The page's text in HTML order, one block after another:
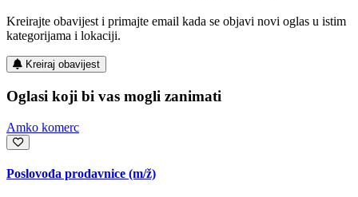
Kreirajte obavijest i primajte email kada se objavi novi oglas u istim
kategorijama i lokaciji.
Kreiraj obavijest
Oglasi koji bi vas mogli zanimati
Amko komerc
Poslovođa prodavnice (m/ž)